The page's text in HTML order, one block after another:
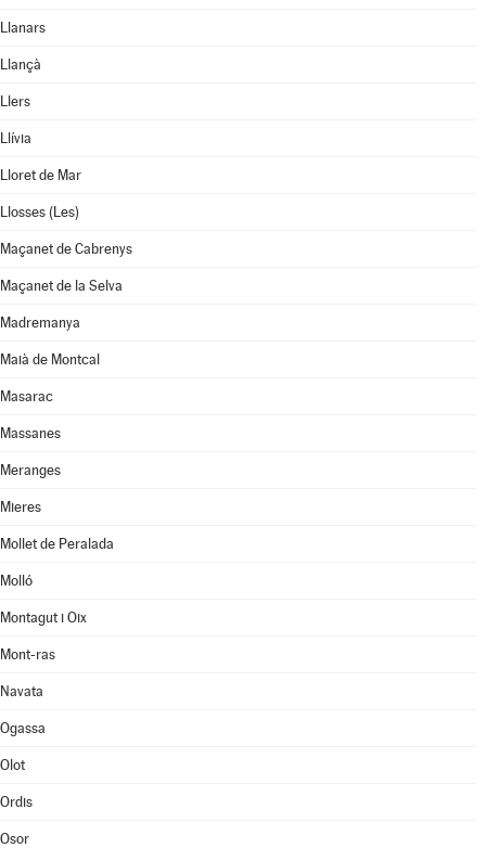
Llanars
Llançà
Llers
Llívia
Lloret de Mar
Llosses (Les)
Maçanet de Cabrenys
Maçanet de la Selva
Madremanya
Maià de Montcal
Masarac
Massanes
Meranges
Mieres
Mollet de Peralada
Molló
Montagut i Oix
Mont-ras
Navata
Ogassa
Olot
Ordis
Osor